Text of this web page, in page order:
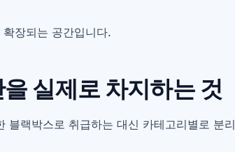
장되는 공간입니다.
실제로 차지하는 것
랙박스로 취급하는 대신 카테고리별로 분리